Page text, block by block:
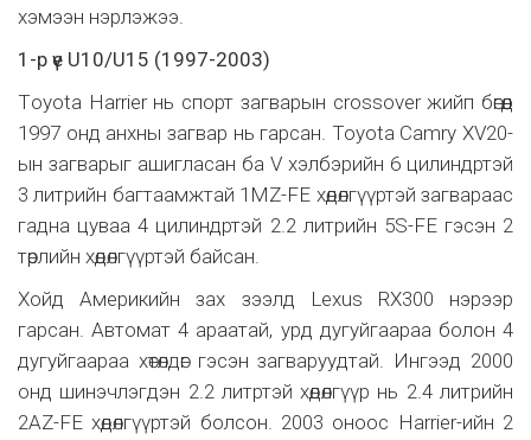
хэмээн нэрлэжээ.
1-р үе U10/U15 (1997-2003)
Тoyota Harrier нь спорт загварын crossover жийп бөгөөд
1997 онд анхны загвар нь гарсан. Toyota Camry XV20-
ын загварыг ашигласан ба V хэлбэрийн 6 цилиндртэй
3 литрийн багтаамжтай 1MZ-FE хөдөлгүүртэй загвараас
гадна цуваа 4 цилиндртэй 2.2 литрийн 5S-FE гэсэн 2
төрлийн хөдөлгүүртэй байсан.
Хойд Америкийн зах зээлд Lexus RX300 нэрээр
гарсан. Автомат 4 араатай, урд дугуйгаараа болон 4
дугуйгаараа хөтөлдөг гэсэн загваруудтай. Ингээд 2000
онд шинэчлэгдэн 2.2 литртэй хөдөлгүүр нь 2.4 литрийн
2AZ-FE хөдөлгүүртэй болсон. 2003 оноос Harrier-ийн 2